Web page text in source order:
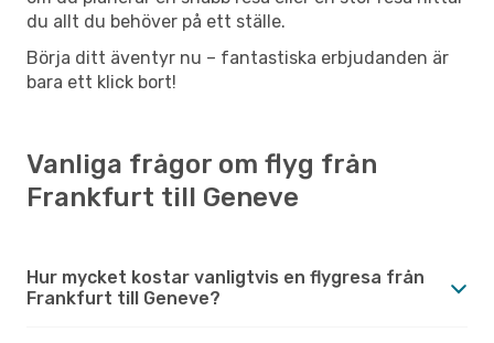
du allt du behöver på ett ställe.
Börja ditt äventyr nu – fantastiska erbjudanden är
bara ett klick bort!
Vanliga frågor om flyg från
Frankfurt till Geneve
Hur mycket kostar vanligtvis en flygresa från
Frankfurt till Geneve?